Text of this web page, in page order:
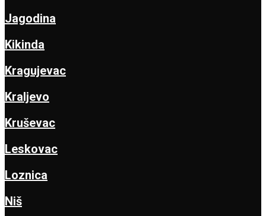
Jagodina
Kikinda
Kragujevac
Kraljevo
Kruševac
Leskovac
Loznica
Niš